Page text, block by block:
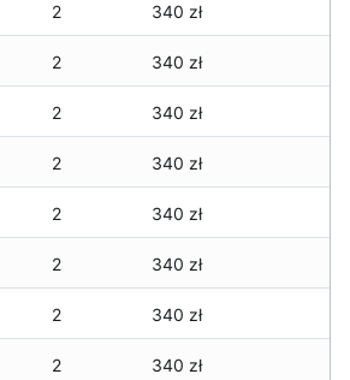
2 340 zł
2 340 zł
2 340 zł
2 340 zł
2 340 zł
2 340 zł
2 340 zł
2 340 zł